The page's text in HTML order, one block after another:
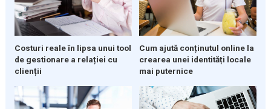
Costuri reale în lipsa unui tool
de gestionare a relației cu
clienții
Cum ajută conținutul online la
crearea unei identități locale
mai puternice